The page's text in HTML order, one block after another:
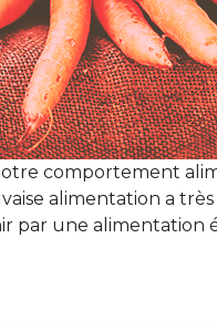
comportement
alimentation a
par une alimentation